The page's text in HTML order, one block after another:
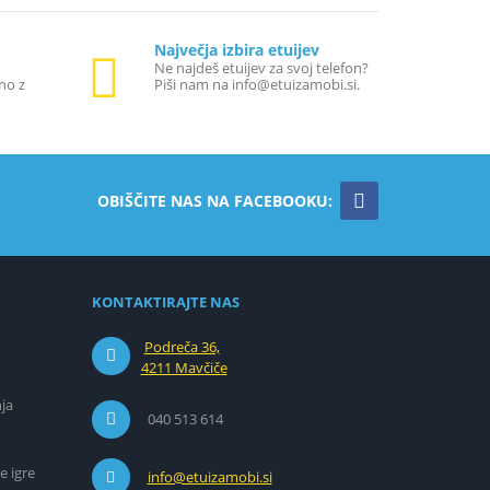
z
Največja izbira etuijev
Ne najdeš etuijev za svoj telefon?
Piši nam na info@etuizamobi.si.
OBIŠČITE NAS NA FACEBOOKU:
igre
KONTAKTIRAJTE NAS
Podreča 36,
4211 Mavčiče
040 513 614
info@etuizamobi.si